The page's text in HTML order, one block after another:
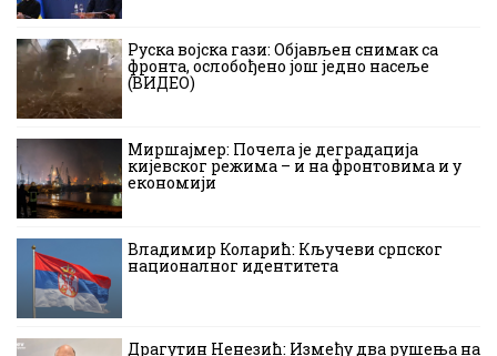
Руска војска гази: Објављен снимак са
фронта, ослобођено још једно насеље
(ВИДЕО)
Миршајмер: Почела је деградација
кијевског режима – и на фронтовима и у
економији
Владимир Коларић: Кључеви српског
националног идентитета
Драгутин Ненезић: Између два рушења на